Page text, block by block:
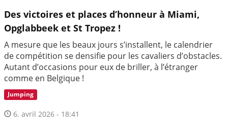
Des victoires et places d’honneur à Miami,
Opglabbeek et St Tropez !
A mesure que les beaux jours s’installent, le calendrier
de compétition se densifie pour les cavaliers d’obstacles.
Autant d’occasions pour eux de briller, à l’étranger
comme en Belgique !
Jumping
6. avril 2026 - 18:41